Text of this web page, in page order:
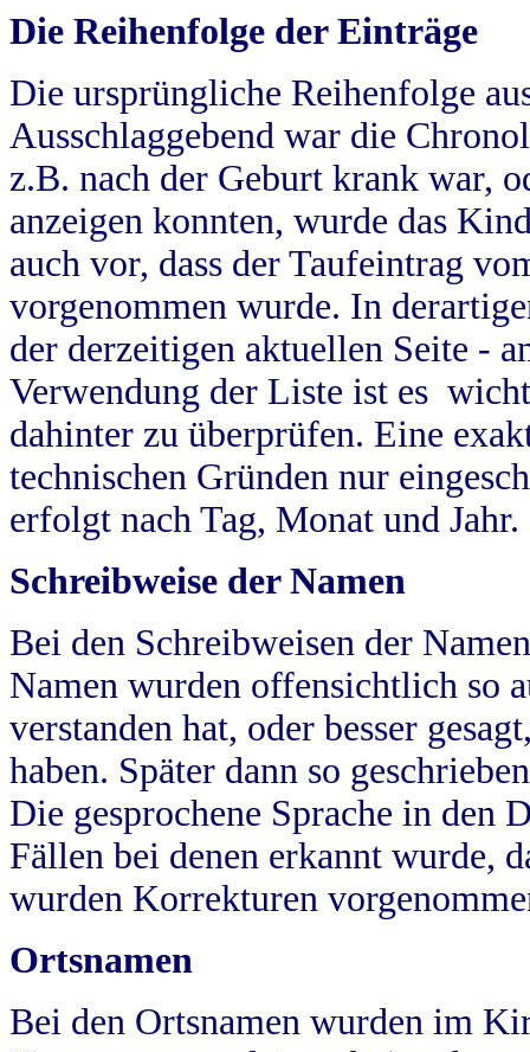
Die Reihenfolge der Einträge
Die ursprüngliche Reihenfolge
Ausschlaggebend war die
z.B. nach der Geburt krank war,
anzeigen konnten, wurde das
auch vor, dass der Taufeintrag
vorgenommen wurde. In
der derzeitigen aktuellen Seite -
Verwendung der Liste ist es
dahinter zu überprüfen. Eine
technischen Gründen nur
erfolgt nach Tag, Monat und Jahr.
Schreibweise der Namen
Bei den Schreibweisen der
Namen wurden offensichtlich so
verstanden hat, oder besser
haben. Später dann so
Die gesprochene Sprache in
Fällen bei denen erkannt wurde,
wurden Korrekturen
Ortsnamen
Bei den Ortsnamen wurden im